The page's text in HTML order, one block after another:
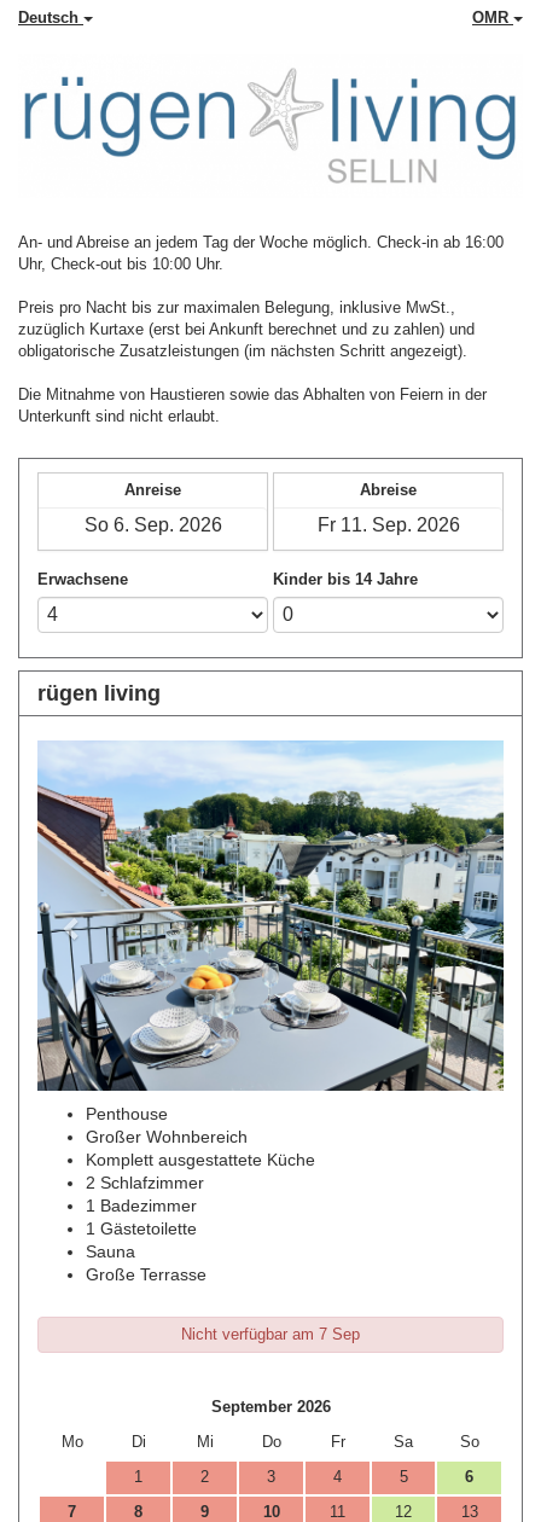
Deutsch OMR
An- und Abreise an jedem Tag der Woche möglich. Check-in ab 16:00
Uhr, Check-out bis 10:00 Uhr.
Preis pro Nacht bis zur maximalen Belegung, inklusive MwSt.,
zuzüglich Kurtaxe (erst bei Ankunft berechnet und zu zahlen) und
obligatorische Zusatzleistungen (im nächsten Schritt angezeigt).
Die Mitnahme von Haustieren sowie das Abhalten von Feiern in der
Unterkunft sind nicht erlaubt.
Anreise Abreise
Erwachsene Kinder bis 14 Jahre
rügen living
Next
Penthouse
Großer Wohnbereich
Komplett ausgestattete Küche
2 Schlafzimmer
1 Badezimmer
1 Gästetoilette
Sauna
Große Terrasse
Nicht verfügbar am 7 Sep
September 2026
Mo
Di Mi Do Fr Sa
So
1
2 3 4 5
6
7
8 9 10 11 12
13